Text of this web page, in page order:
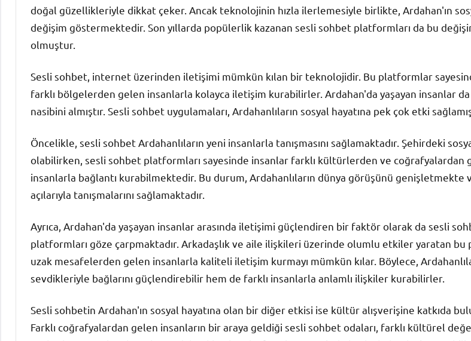
doğal güzellikleriyle dikkat çeker. Ancak teknolojinin hızla ilerlemesiyle birlikte, Ardahan'ın
değişim göstermektedir. Son yıllarda popülerlik kazanan sesli sohbet platformları da bu
olmuştur.
Sesli sohbet, internet üzerinden iletişimi mümkün kılan bir teknolojidir. Bu platformlar
farklı bölgelerden gelen insanlarla kolayca iletişim kurabilirler. Ardahan'da yaşayan insanlar
nasibini almıştır. Sesli sohbet uygulamaları, Ardahanlıların sosyal hayatına pek çok etki
Öncelikle, sesli sohbet Ardahanlıların yeni insanlarla tanışmasını sağlamaktadır. Şehirdeki
olabilirken, sesli sohbet platformları sayesinde insanlar farklı kültürlerden ve coğrafyalardan
insanlarla bağlantı kurabilmektedir. Bu durum, Ardahanlıların dünya görüşünü genişletmekte
açılarıyla tanışmalarını sağlamaktadır.
Ayrıca, Ardahan'da yaşayan insanlar arasında iletişimi güçlendiren bir faktör olarak da sesli
platformları göze çarpmaktadır. Arkadaşlık ve aile ilişkileri üzerinde olumlu etkiler yaratan bu
uzak mesafelerden gelen insanlarla kaliteli iletişim kurmayı mümkün kılar. Böylece,
sevdikleriyle bağlarını güçlendirebilir hem de farklı insanlarla anlamlı ilişkiler kurabilirler.
Sesli sohbetin Ardahan'ın sosyal hayatına olan bir diğer etkisi ise kültür alışverişine katkıda
Farklı coğrafyalardan gelen insanların bir araya geldiği sesli sohbet odaları, farklı kültürel